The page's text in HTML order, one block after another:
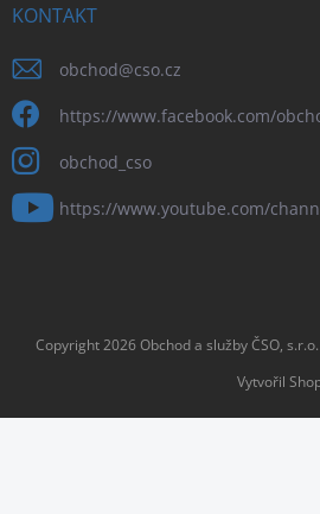
KONTAKT
obchod@cso.cz
https://www.facebook.com/
obchod_cso
https://www.youtube.com/
Vytvořil
Copyright 2026Obchod a služby ČSO, s.r.o